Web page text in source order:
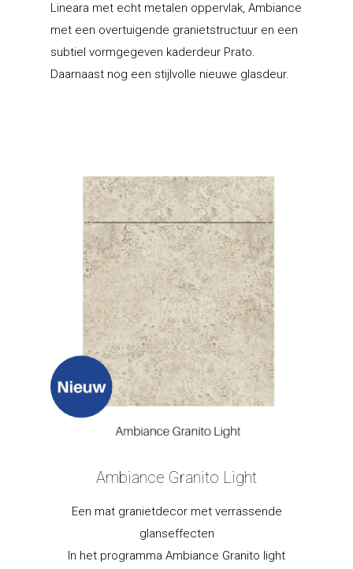
Lineara met echt metalen oppervlak, Ambiance
met een overtuigende granietstructuur en een
subtiel vormgegeven kaderdeur Prato.
Daarnaast nog een stijlvolle nieuwe glasdeur.
Ambiance Granito Light
Een mat granietdecor met verrassende
glanseffecten
In het programma Ambiance Granito light